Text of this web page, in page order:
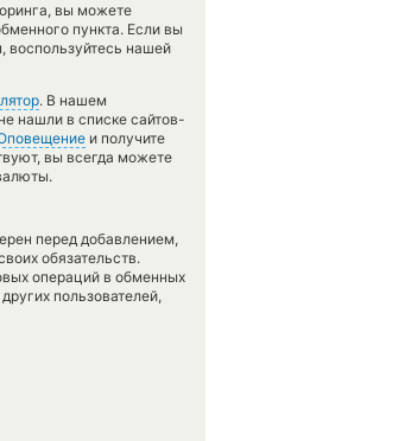
вы можете
пункта. Если вы
воспользуйтесь нашей
. В нашем
нашли в списке сайтов-
и получите
вы всегда можете
перед добавлением,
обязательств.
операций в обменных
пользователей,